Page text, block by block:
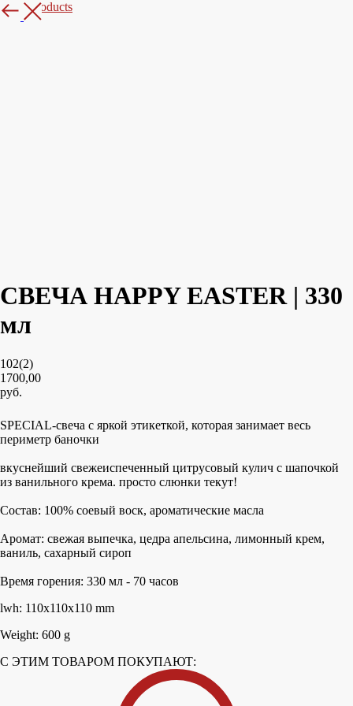
More products
СВЕЧА HAPPY EASTER | 330
мл
102(2)
1700,00
руб.
SPECIAL-свеча с яркой этикеткой, которая занимает весь
периметр баночки
вкуснейший свежеиспеченный цитрусовый кулич с шапочкой
из ванильного крема. просто слюнки текут!
Состав: 100% соевый воск, ароматические масла
Аромат: свежая выпечка, цедра апельсина, лимонный крем,
ваниль, сахарный сироп
Время горения: 330 мл - 70 часов
lwh: 110x110x110 mm
Weight: 600 g
C ЭТИМ ТОВАРОМ ПОКУПАЮТ: